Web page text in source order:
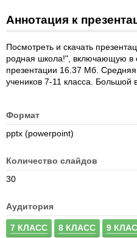
Аннотация к
Посмотреть и скачать
родная школа!", включающую в
презентации 16.37 Мб.
учеников 7-11 класса. Большой
Формат
pptx (powerpoint)
Количество слайдов
30
Аудитория
7 КЛАСС 8 КЛАСС 9